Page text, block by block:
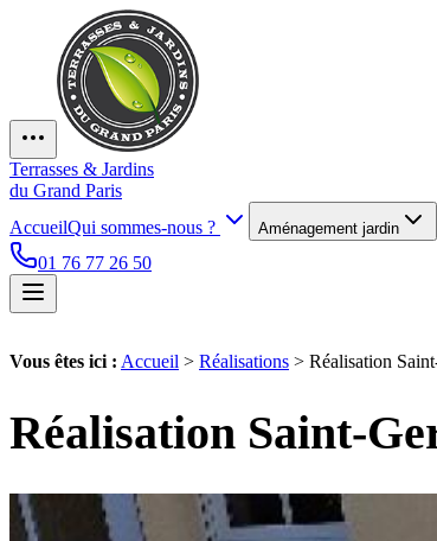
Terrasses & Jardins
du Grand Paris
AccueilQui sommes-nous ? Aménagement jardin
01 76 77 26 50
Vous êtes ici : Accueil > Réalisations > Réalisation
Réalisation Saint-